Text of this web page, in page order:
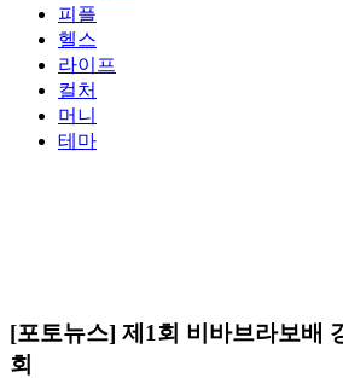
피플
헬스
라이프
컬처
머니
테마
[포토뉴스] 제1회 비바브라보배
회